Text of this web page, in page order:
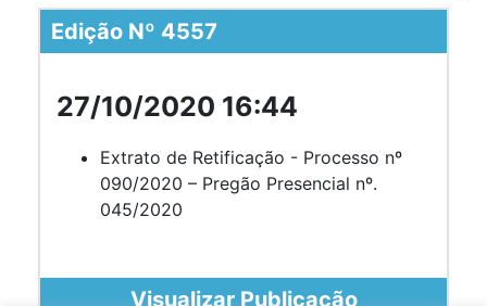
Edição Nº 4557
27/10/2020 16:44
Extrato de Retificação - Processo nº
090/2020 – Pregão Presencial nº.
045/2020
Visualizar Publicação